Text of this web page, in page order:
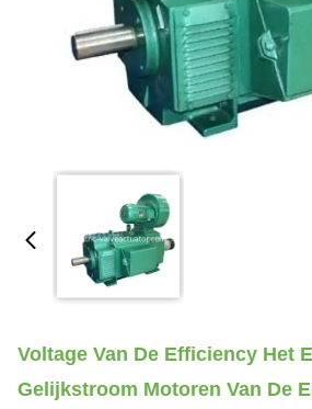
Voltage Van De Efficiency Het
Gelijkstroom Motoren Van De